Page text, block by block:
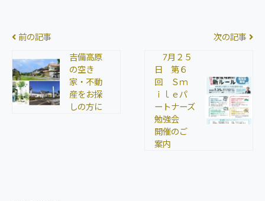
前の記事
吉備高原
の空き
家・不動
産をお探
しの方に
次の記事
7月２５
日 第６
回 Ｓｍ
ｉｌｅパ
ートナーズ
勉強会
開催のご
案内